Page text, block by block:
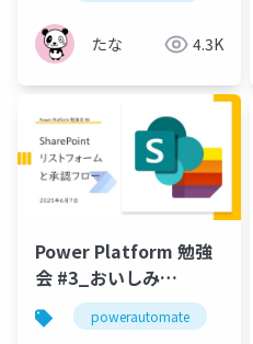
たな 4.3K
Power Platform 勉強
会 #3_おいしみ
_SharePointリストフ
ォームと承認フロー
powerautomate